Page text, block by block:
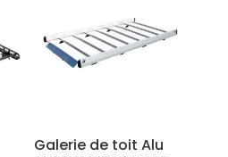
Galerie de toit Alu